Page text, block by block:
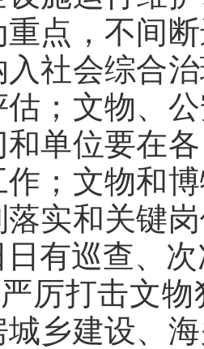
点 ，不间
社会综合
估；文物、
单位要在
作 ； 文物和
落实和关键
有巡查、
严厉打击文
乡建设、